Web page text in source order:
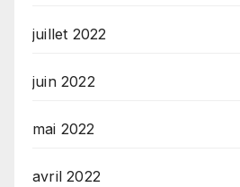
juillet 2022
juin 2022
mai 2022
avril 2022